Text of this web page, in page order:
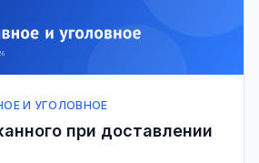
И УГОЛОВНОЕ
при доставлении